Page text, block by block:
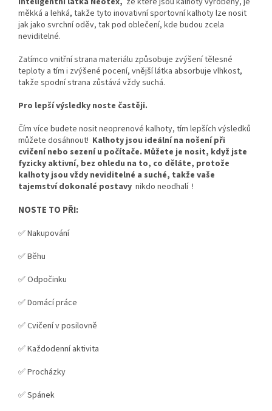
měkká a lehká, takže tyto inovativní sportovní kalhoty lze nosit
jak jako svrchní oděv, tak pod oblečení, kde budou zcela
neviditelné.
Zatímco vnitřní strana materiálu způsobuje zvýšení tělesné
teploty a tím i zvýšené pocení, vnější látka absorbuje vlhkost,
takže spodní strana zůstává vždy suchá.
Pro lepší výsledky noste častěji.
Čím více budete nosit neoprenové kalhoty, tím lepších výsledků
můžete dosáhnout! Kalhoty jsou ideální na nošení při
cvičení nebo sezení u počítače. Můžete je nosit, když jste
fyzicky aktivní, bez ohledu na to, co děláte, protože
kalhoty jsou vždy neviditelné a suché, takže vaše
tajemství dokonalé postavy nikdo neodhalí !
NOSTE TO PŘI:
✅ Nakupování
✅ Běhu
✅ Odpočinku
✅ Domácí práce
✅ Cvičení v posilovně
✅ Každodenní aktivita
✅ Procházky
✅ Spánek